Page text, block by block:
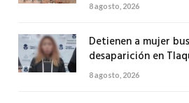
8 agosto, 2026
Detienen a mujer
desaparición en
8 agosto, 2026